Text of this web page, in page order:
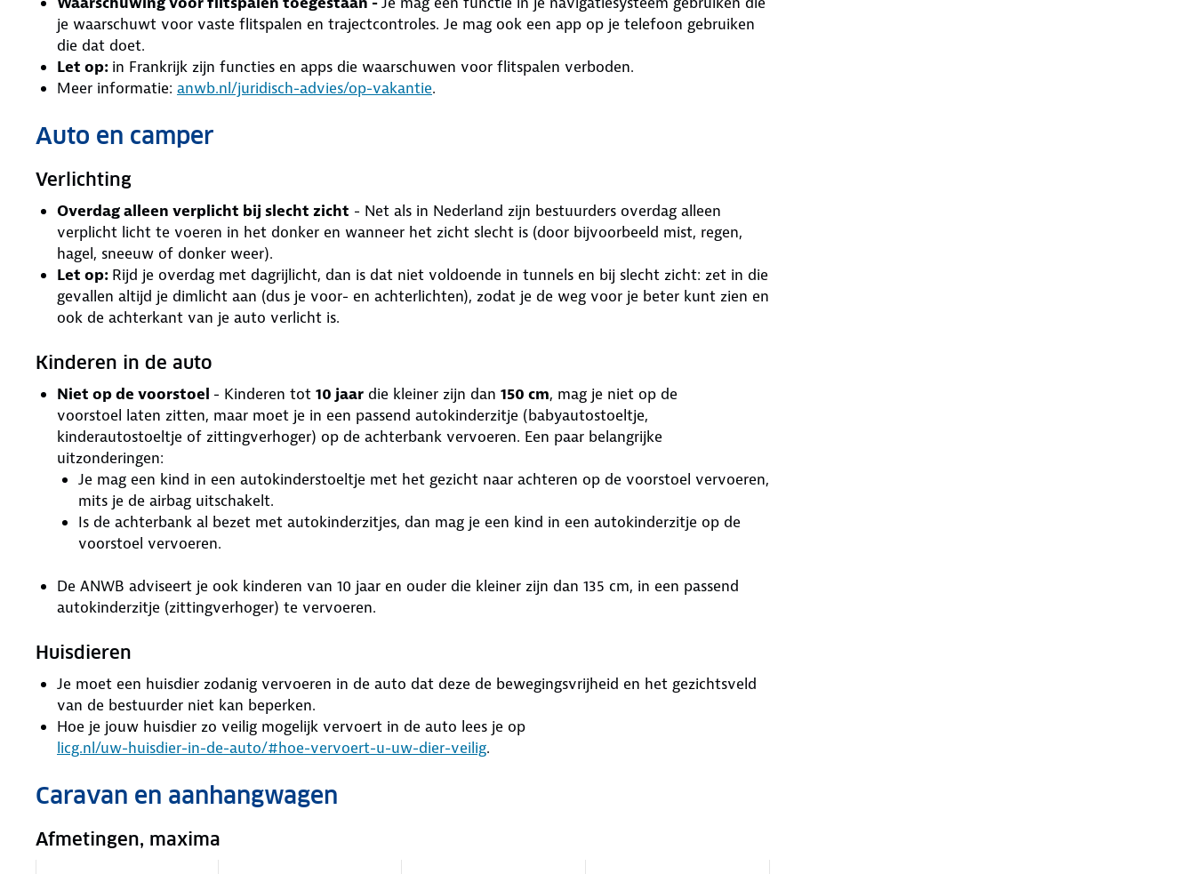
je waarschuwt voor vaste flitspalen en trajectcontroles. Je mag ook een app op je telefoon gebruiken
die dat doet.
Let op: in Frankrijk zijn functies en apps die waarschuwen voor flitspalen verboden.
Meer informatie: anwb.nl/juridisch-advies/op-vakantie.
Auto en camper
Verlichting
Overdag alleen verplicht bij slecht zicht - Net als in Nederland zijn bestuurders overdag alleen
verplicht licht te voeren in het donker en wanneer het zicht slecht is (door bijvoorbeeld mist, regen,
hagel, sneeuw of donker weer).
Let op: Rijd je overdag met dagrijlicht, dan is dat niet voldoende in tunnels en bij slecht zicht: zet in die
gevallen altijd je dimlicht aan (dus je voor- en achterlichten), zodat je de weg voor je beter kunt zien en
ook de achterkant van je auto verlicht is.
Kinderen in de auto
Niet op de voorstoel - Kinderen tot 10 jaar die kleiner zijn dan 150 cm, mag je niet op de
voorstoel laten zitten, maar moet je in een passend autokinderzitje (babyautostoeltje,
kinderautostoeltje of zittingverhoger) op de achterbank vervoeren. Een paar belangrijke
uitzonderingen:
Je mag een kind in een autokinderstoeltje met het gezicht naar achteren op de voorstoel vervoeren,
mits je de airbag uitschakelt.
Is de achterbank al bezet met autokinderzitjes, dan mag je een kind in een autokinderzitje op de
voorstoel vervoeren.
De ANWB adviseert je ook kinderen van 10 jaar en ouder die kleiner zijn dan 135 cm, in een passend
autokinderzitje (zittingverhoger) te vervoeren.
Huisdieren
Je moet een huisdier zodanig vervoeren in de auto dat deze de bewegingsvrijheid en het gezichtsveld
van de bestuurder niet kan beperken.
Hoe je jouw huisdier zo veilig mogelijk vervoert in de auto lees je op
licg.nl/uw-huisdier-in-de-auto/#hoe-vervoert-u-uw-dier-veilig.
Caravan en aanhangwagen
Afmetingen, maxima